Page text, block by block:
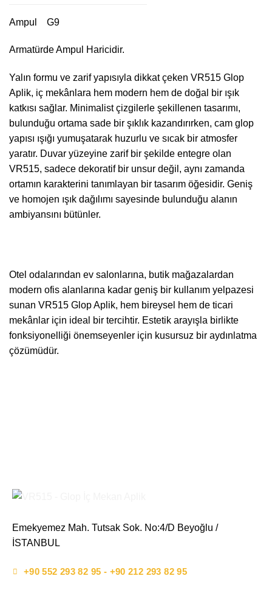
Ampul G9
Armatürde Ampul Haricidir.
Yalın formu ve zarif yapısıyla dikkat çeken VR515 Glop
Aplik, iç mekânlara hem modern hem de doğal bir ışık
katkısı sağlar. Minimalist çizgilerle şekillenen tasarımı,
bulunduğu ortama sade bir şıklık kazandırırken, cam glop
yapısı ışığı yumuşatarak huzurlu ve sıcak bir atmosfer
yaratır. Duvar yüzeyine zarif bir şekilde entegre olan
VR515, sadece dekoratif bir unsur değil, aynı zamanda
ortamın karakterini tanımlayan bir tasarım öğesidir. Geniş
ve homojen ışık dağılımı sayesinde bulunduğu alanın
ambiyansını bütünler.
Otel odalarından ev salonlarına, butik mağazalardan
modern ofis alanlarına kadar geniş bir kullanım yelpazesi
sunan VR515 Glop Aplik, hem bireysel hem de ticari
mekânlar için ideal bir tercihtir. Estetik arayışla birlikte
fonksiyonelliği önemseyenler için kusursuz bir aydınlatma
çözümüdür.
Emekyemez Mah. Tutsak Sok. No:4/D Beyoğlu /
İSTANBUL
+90 552 293 82 95 - +90 212 293 82 95